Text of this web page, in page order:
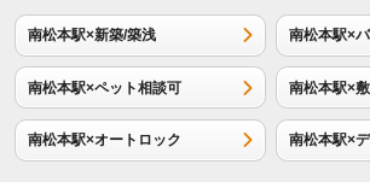
南松本駅×新築/築浅 南松本駅×
南松本駅×ペット相談可 南松本駅×
南松本駅×オートロック 南松本駅×